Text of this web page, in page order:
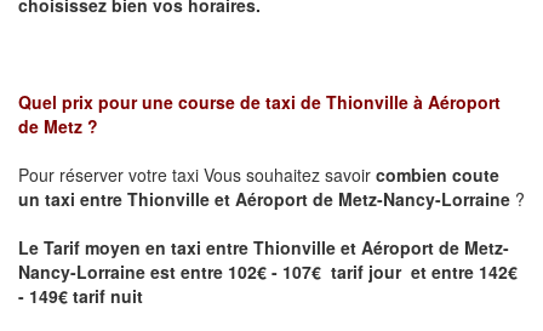
choisissez bien vos horaires.
Quel prix pour une course de taxi de Thionville à Aéroport
de Metz ?
Pour réserver votre taxi Vous souhaitez savoir combien coute
un taxi entre Thionville et Aéroport de Metz-Nancy-Lorraine ?
Le Tarif moyen en taxi entre Thionville et Aéroport de Metz-
Nancy-Lorraine est entre 102€ - 107€ tarif jour et entre 142€
- 149€ tarif nuit